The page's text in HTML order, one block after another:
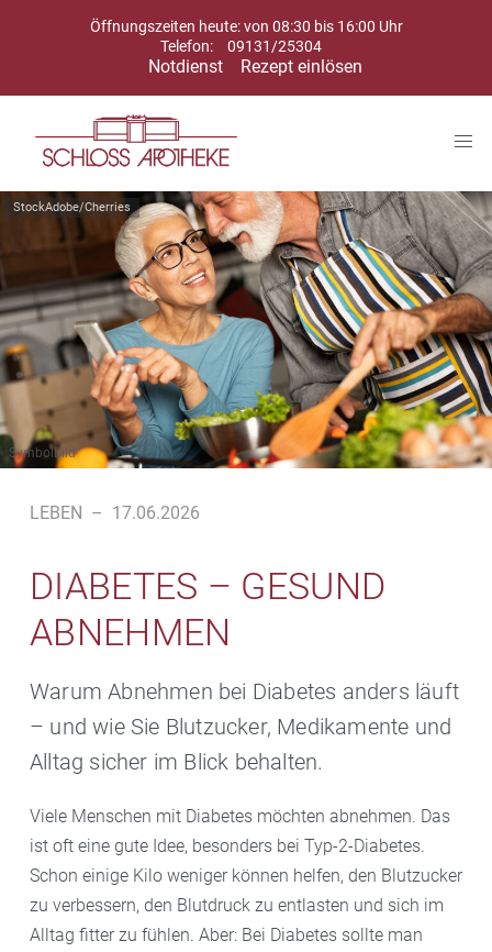
Öffnungszeiten heute: von 08:30 bis 16:00 Uhr
Telefon:
09131/25304
Notdienst Rezept einlösen
StockAdobe/Cherries
Symbolbild
LEBEN – 17.06.2026
DIABETES – GESUND
ABNEHMEN
Warum Abnehmen bei Diabetes anders läuft
– und wie Sie Blutzucker, Medikamente und
Alltag sicher im Blick behalten.
Viele Menschen mit Diabetes möchten abnehmen. Das
ist oft eine gute Idee, besonders bei Typ-2-Diabetes.
Schon einige Kilo weniger können helfen, den Blutzucker
zu verbessern, den Blutdruck zu entlasten und sich im
Alltag fitter zu fühlen. Aber: Bei Diabetes sollte man